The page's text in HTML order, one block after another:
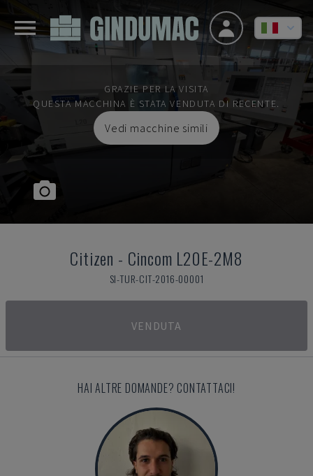
GRAZIE PER LA VISITA
QUESTA MACCHINA È STATA VENDUTA DI RECENTE.
Vedi macchine simili
Citizen - Cincom L20E-2M8
SI-TUR-CIT-2016-00001
VENDUTA
HAI ALTRE DOMANDE? CONTATTACI!